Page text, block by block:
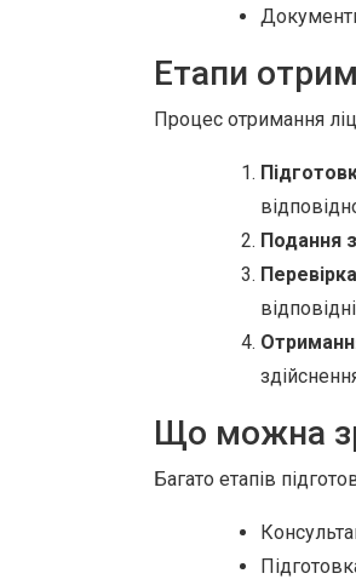
Етапи
Процес отримання
Подання
Що можна
Багато етапів